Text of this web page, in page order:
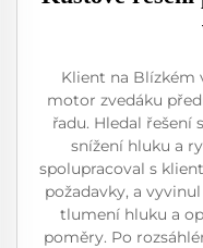
Klient na Blízkém
motor zvedáku
řadu. Hledal řešení
snížení hluku a
spolupracoval s
požadavky, a
tlumení hluku a
poměry. Po